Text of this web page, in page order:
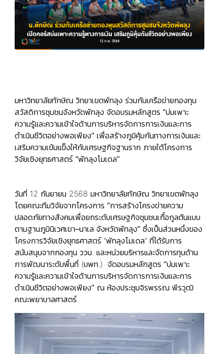
มหาวิทยาลัยทักษิณ วิทยาเขตพัทลุง ร่วมกับเครือข่ายกองทุน
สวัสดิการชุมชนจังหวัดพัทลุง จัดอบรมหลักสูตร “บ่มเพาะ
ความรู้และความเข้าใจด้านการบริหารจัดการการเงินและการ
ดำเนินชีวิตอย่างพอเพียง” เพื่อสร้างภูมิคุ้มกันทางการเงินและ
เสริมความเข้มแข็งให้กับเศรษฐกิจฐานราก ภายใต้โครงการ
วิจัยเชิงยุทธศาสตร์ “พัทลุงโมเดล”
วันที่ 12 กันยายน 2568 มหาวิทยาลัยทักษิณ วิทยาเขตพัทลุง
โดยคณะทีมวิจัยจากโครงการ “การสร้างโครงข่ายความ
ปลอดภัยทางสังคมเพื่อยกระดับเศรษฐกิจชุมชนเกื้อกูลต้นแบบ
ตามฐานภูมินิเวศเขา–นาเล จังหวัดพัทลุง” ซึ่งเป็นส่วนหนึ่งของ
โครงการวิจัยเชิงยุทธศาสตร์ “พัทลุงโมเดล” ที่ได้รับการ
สนับสนุนจากกองทุน ววน. และหน่วยบริหารและจัดการทุนด้าน
การพัฒนาระดับพื้นที่ (บพท.) จัดอบรมหลักสูตร “บ่มเพาะ
ความรู้และความเข้าใจด้านการบริหารจัดการการเงินและการ
ดำเนินชีวิตอย่างพอเพียง” ณ ห้องประชุมจิรพรรณ พีรวุฒิ
คณะพยาบาลศาสตร์